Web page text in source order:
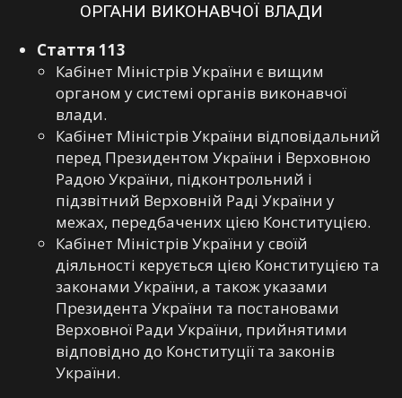
ОРГАНИ ВИКОНАВЧОЇ ВЛАДИ
Стаття 113
Кабінет Міністрів України є вищим
органом у системі органів виконавчої
влади.
Кабінет Міністрів України відповідальний
перед Президентом України і Верховною
Радою України, підконтрольний і
підзвітний Верховній Раді України у
межах, передбачених цією Конституцією.
Кабінет Міністрів України у своїй
діяльності керується цією Конституцією та
законами України, а також указами
Президента України та постановами
Верховної Ради України, прийнятими
відповідно до Конституції та законів
України.